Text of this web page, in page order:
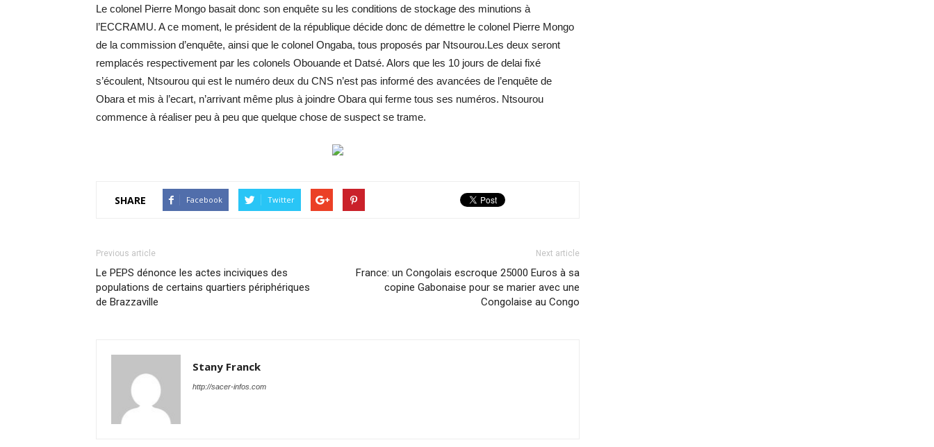
Le colonel Pierre Mongo basait donc son enquête su les conditions de stockage des minutions à
l’ECCRAMU. A ce moment, le président de la république décide donc de démettre le colonel Pierre Mongo
de la commission d’enquête, ainsi que le colonel Ongaba, tous proposés par Ntsourou.Les deux seront
remplacés respectivement par les colonels Obouande et Datsé. Alors que les 10 jours de delai fixé
s’écoulent, Ntsourou qui est le numéro deux du CNS n’est pas informé des avancées de l’enquête de
Obara et mis à l’ecart, n’arrivant même plus à joindre Obara qui ferme tous ses numéros. Ntsourou
commence à réaliser peu à peu que quelque chose de suspect se trame.
SHARE Facebook Twitter
Previous article
Le PEPS dénonce les actes inciviques des
populations de certains quartiers périphériques
de Brazzaville
Next article
France: un Congolais escroque 25000 Euros à sa
copine Gabonaise pour se marier avec une
Congolaise au Congo
Stany Franck
http://sacer-infos.com